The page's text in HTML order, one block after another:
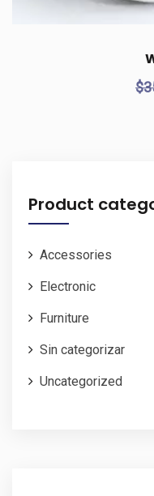
$
Product
Accessories
Electronic
Furniture
Sin categorizar
Uncategorized